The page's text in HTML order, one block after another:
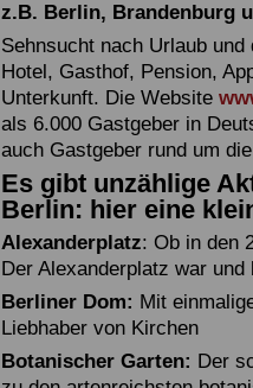
z.B. Berlin, Brandenburg
Sehnsucht nach Urlaub
Hotel, Gasthof, Pension,
Unterkunft. Die Website
als 6.000 Gastgeber in
auch Gastgeber rund um
Es gibt unzählige
Berlin: hier eine
Alexanderplatz: Ob in den
Der Alexanderplatz war
Berliner Dom: Mit
Liebhaber von Kirchen
Botanischer Garten: Der